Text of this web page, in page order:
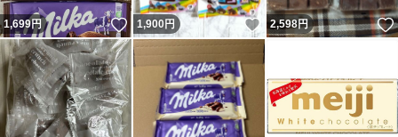
1,699円 いいね！
1,900円 いいね！
2,598円